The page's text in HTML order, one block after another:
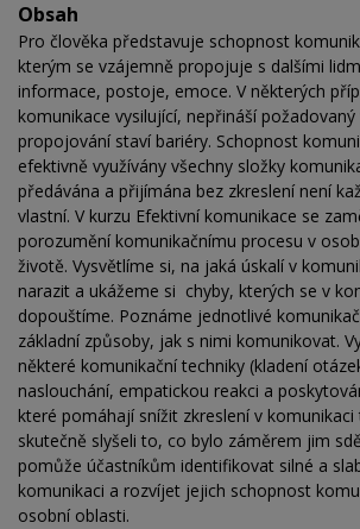
Obsah
Pro člověka představuje schopnost
kterým se vzájemně propojuje s dalšími
informace, postoje, emoce. V některých
komunikace vysilující, nepřináší
propojování staví bariéry. Schopnost
efektivně využívány všechny složky
předávána a přijímána bez zkreslení není
vlastní. V kurzu Efektivní komunikace se
porozumění komunikačnímu procesu v
životě. Vysvětlíme si, na jaká úskalí v
narazit a ukážeme si chyby, kterých se v
dopouštíme. Poznáme jednotlivé
základní způsoby, jak s nimi komunikovat.
některé komunikační techniky (kladení
naslouchání, empatickou reakci a
které pomáhají snížit zkreslení v komunikaci
skutečně slyšeli to, co bylo záměrem jim
pomůže účastníkům identifikovat silné a
komunikaci a rozvíjet jejich schopnost
osobní oblasti.